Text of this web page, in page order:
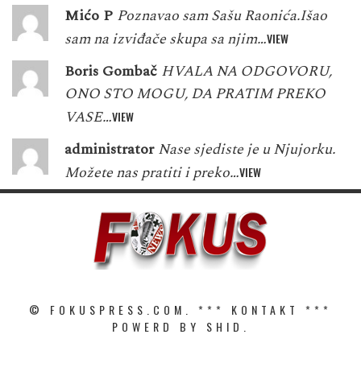
Mićo P Poznavao sam Sašu Raonića.Išao
sam na izviđače skupa sa njim…VIEW
Boris Gombač HVALA NA ODGOVORU,
ONO STO MOGU, DA PRATIM PREKO
VASE…VIEW
administrator Nase sjediste je u Njujorku.
Možete nas pratiti i preko…VIEW
© FOKUSPRESS.COM. *** KONTAKT
***
POWERD BY SHID.